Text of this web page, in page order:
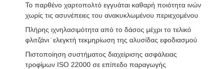
Το παρθένο χαρτοπολτό εγγυάται καθαρή ποιότητα ινών
χωρίς τις ασυνέπειες του ανακυκλωμένου περιεχομένου
Πλήρης ιχνηλασιμότητα από το δάσος μέχρι το τελικό
φλιτζάνι ̇ ελεγκτή τεκμηρίωση της αλυσίδας εφοδιασμού
Πιστοποίηση συστήματος διαχείρισης ασφάλειας
τροφίμων ISO 22000 σε επίπεδο παραγωγής